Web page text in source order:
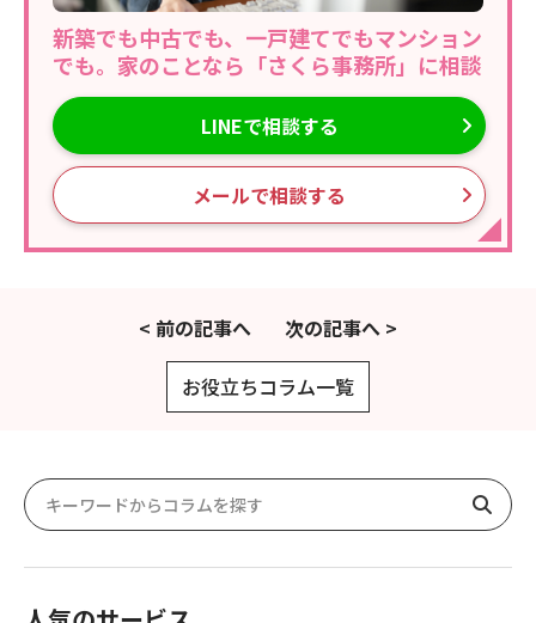
新築でも中古でも、一戸建てでもマンション
でも。家のことなら「さくら事務所」に相談
LINEで相談する
メールで相談する
< 前の記事へ 次の記事へ >
お役立ちコラム一覧